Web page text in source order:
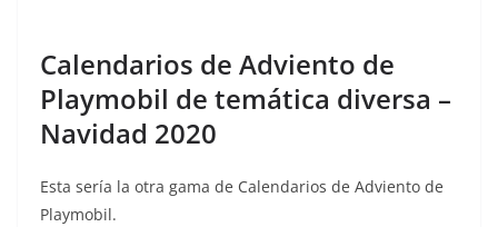
Calendarios de Adviento de
Playmobil de temática diversa –
Navidad 2020
Esta sería la otra gama de Calendarios de Adviento de
Playmobil.